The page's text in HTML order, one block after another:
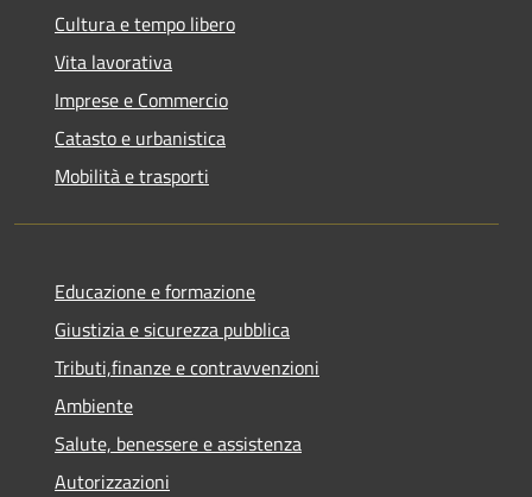
Cultura e tempo libero
Vita lavorativa
Imprese e Commercio
Catasto e urbanistica
Mobilità e trasporti
Educazione e formazione
Giustizia e sicurezza pubblica
Tributi,finanze e contravvenzioni
Ambiente
Salute, benessere e assistenza
Autorizzazioni